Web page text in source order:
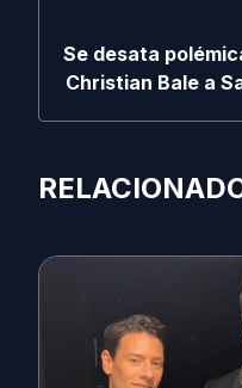
Se desata
Christian Bale a